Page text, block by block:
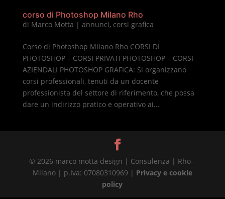
corso di Photoshop Milano Rho
di Marco Motta | annunci, corsi grafica
Corso di Photoshop Milano Rho CORSI DI
PHOTOSHOP – CORSI PRIVATI PHOTOSHOP – CORSI
AZIENDALI PHOTOSHOP GRAFICA: Si organizzano
corsi professionali, tenuti da un docente
professionista del settore di riferimento, che possa
dare un indirizzo pratico e operativo ai...
© 2026 marco motta design | Consulenza | Rho -
Milano | p.Iva: 07080310969 | Privacy e cookie
policy